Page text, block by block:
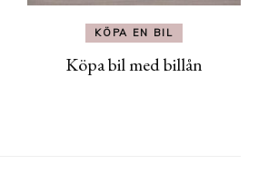
KÖPA EN BIL
Köpa bil med billån